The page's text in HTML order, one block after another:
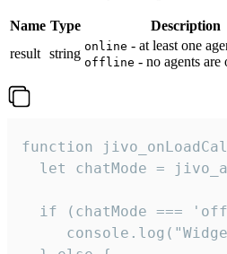
Name Type
Description
result string online - at least one
offline - no agents are
function
let chatMode =
if (chatMode ===